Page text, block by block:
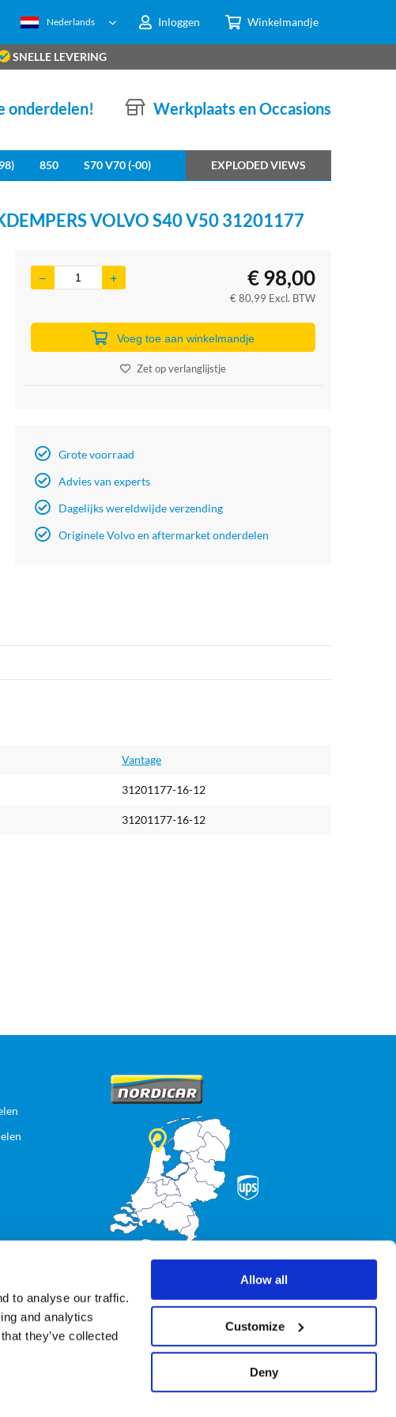
to analyse our traffic.
and analytics
they’ve collected
Allow all
Customize
Deny
Inloggen Winkelmandje
Nederlands
SNELLE LEVERING
Werkplaats en Occasions
onderdelen!
850 S70 V70 (-00) EXPLODED VIEWS
VOLVO S40 V50 31201177
€98,00
€80,99 Excl. BTW
Voeg toe aan winkelmandje
Zet op verlanglijstje
Grote voorraad
Advies van experts
Dagelijks wereldwijde verzending
Originele Volvo en aftermarket onderdelen
Vantage
31201177-16-12
31201177-16-12